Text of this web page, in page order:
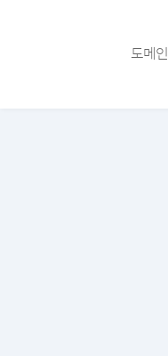
도메인